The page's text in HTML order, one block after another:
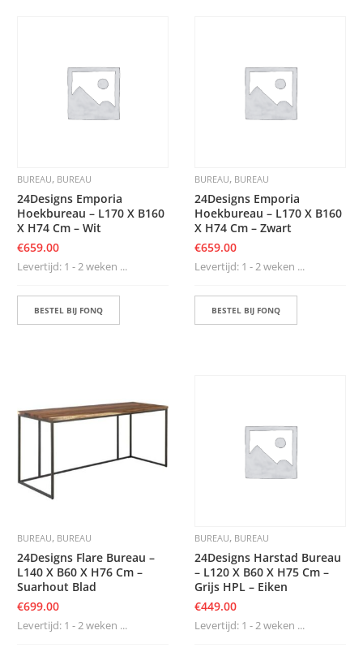
BUREAU, BUREAU
24Designs Emporia
Hoekbureau – L170 X B160
X H74 Cm – Wit
€659.00
Levertijd: 1 - 2 weken ...
BESTEL BIJ FONQ
BUREAU, BUREAU
24Designs Emporia
Hoekbureau – L170 X B160
X H74 Cm – Zwart
€659.00
Levertijd: 1 - 2 weken ...
BESTEL BIJ FONQ
BUREAU, BUREAU
24Designs Flare Bureau –
L140 X B60 X H76 Cm –
Suarhout Blad
€699.00
Levertijd: 1 - 2 weken ...
BUREAU, BUREAU
24Designs Harstad Bureau
– L120 X B60 X H75 Cm –
Grijs HPL – Eiken
€449.00
Levertijd: 1 - 2 weken ...